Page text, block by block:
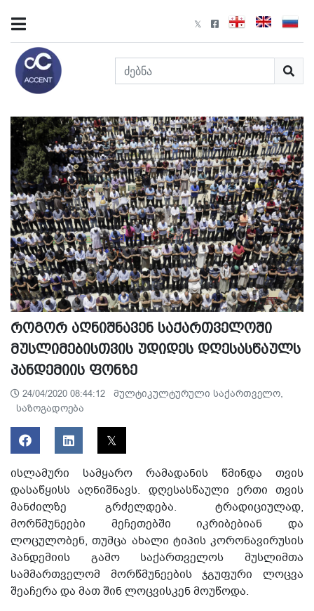
როგორ აღნიშნავენ საქართველოში
მუსლიმებისთვის უდიდეს დღესასწაულს
პანდემიის ფონზე
24/04/2020 08:44:12
მულტიკულტურული საქართველო,
საზოგადოება
ისლამური სამყარო რამადანის წმინდა თვის
დასაწყისს აღნიშნავს. დღესასწაული ერთი თვის
მანძილზე გრძელდება. ტრადიციულად,
მორწმუნეები მეჩეთებში იკრიბებიან და
ლოცულობენ, თუმცა ახალი ტიპის კორონავირუსის
პანდემიის გამო საქართველოს მუსლიმთა
სამმართველომ მორწმუნეების ჯგუფური ლოცვა
შეაჩერა და მათ შინ ლოცვისკენ მოუწოდა.